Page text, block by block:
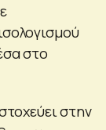
στο
στην